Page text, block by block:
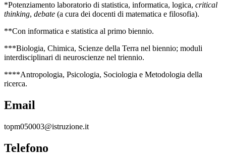
*Potenziamento laboratorio di statistica, informatica, logica, critical
thinking, debate (a cura dei docenti di matematica e filosofia).
**Con informatica e statistica al primo biennio.
***Biologia, Chimica, Scienze della Terra nel biennio; moduli
interdisciplinari di neuroscienze nel triennio.
****Antropologia, Psicologia, Sociologia e Metodologia della
ricerca.
Email
topm050003@istruzione.it
Telefono